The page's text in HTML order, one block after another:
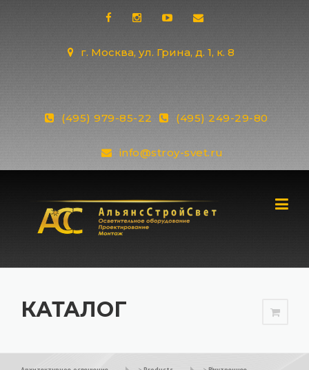
г. Москва, ул. Грина, д. 1, к. 8
(495) 979-85-22 (495) 249-29-80
info@stroy-svet.ru
КАТАЛОГ